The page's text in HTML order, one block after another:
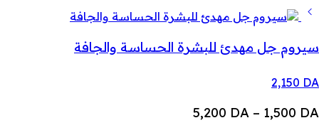
سيروم جل مهدئ للبشرة الحساسة والجافة
2,150 DA
1,500 DA
–
5,200 DA
نطاق